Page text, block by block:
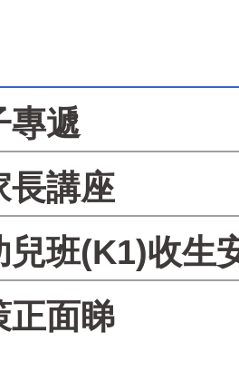
專遞
長講座
兒班(K1)收生
正面睇